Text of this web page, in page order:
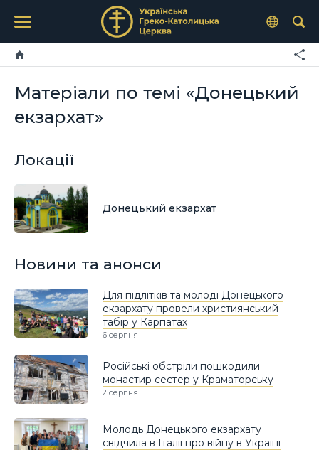
Матеріали по темі «Донецький
екзархат»
Локації
Донецький екзархат
Новини та анонси
Для підлітків та молоді Донецького
екзархату провели християнський
табір у Карпатах
6 серпня
Російські обстріли пошкодили
монастир сестер у Краматорську
2 серпня
Молодь Донецького екзархату
свідчила в Італії про війну в Україні